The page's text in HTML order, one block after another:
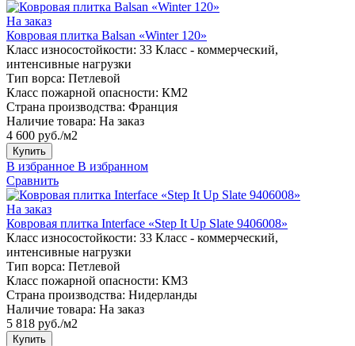
На заказ
Ковровая плитка Balsan «Winter 120»
Класс износостойкости: 33 Класс - коммерческий,
интенсивные нагрузки
Тип ворса: Петлевой
Класс пожарной опасности: КМ2
Страна производства: Франция
Наличие товара: На заказ
4 600 руб./м2
Купить
В избранное В избранном
Сравнить
На заказ
Ковровая плитка Interface «Step It Up Slate 9406008»
Класс износостойкости: 33 Класс - коммерческий,
интенсивные нагрузки
Тип ворса: Петлевой
Класс пожарной опасности: КМ3
Страна производства: Нидерланды
Наличие товара: На заказ
5 818 руб./м2
Купить